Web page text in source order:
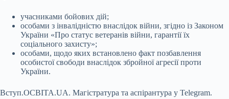
учасниками бойових дій;
особами з інвалідністю внаслідок війни, згідно із Законом
України «Про статус ветеранів війни, гарантії їх
соціального захисту»;
особами, щодо яких встановлено факт позбавлення
особистої свободи внаслідок збройної агресії проти
України.
Вступ.ОСВІТА.UA. Магістратура та аспірантура у Telegram.